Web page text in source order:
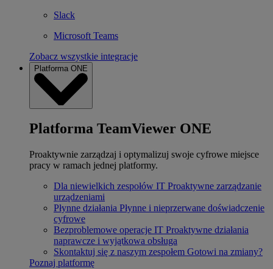
Slack
Microsoft Teams
Zobacz wszystkie integracje
Platforma ONE
Platforma TeamViewer ONE
Proaktywnie zarządzaj i optymalizuj swoje cyfrowe miejsce
pracy w ramach jednej platformy.
Dla niewielkich zespołów IT Proaktywne zarządzanie
urządzeniami
Płynne działania Płynne i nieprzerwane doświadczenie
cyfrowe
Bezproblemowe operacje IT Proaktywne działania
naprawcze i wyjątkowa obsługa
Skontaktuj się z naszym zespołem Gotowi na zmiany?
Poznaj platformę